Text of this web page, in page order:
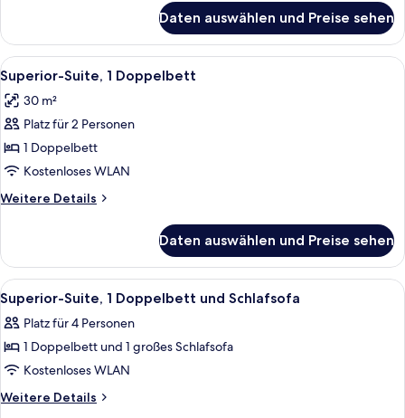
Suite,
Schlafzimmer
Daten auswählen und Preise sehen
Alle
Fotos
für
Superior-
Suite,
1
Doppelbett
anzeigen
Ein Hotelzimmer mit Bett,
6
Superior-Suite, 1 Doppelbett
30 m²
Platz für 2 Personen
1 Doppelbett
Kostenloses WLAN
Weitere Details
Weitere
Suite,
Doppelbett
Daten auswählen und Preise sehen
Alle
Fotos
für
Superior-
Suite,
1 Doppelbett
Ein Hotelzimmer mit Bett,
5
Superior-Suite, 1 Doppelbett und Schlafsofa
Platz für 4 Personen
1 Doppelbett und 1 großes Schlafsofa
Kostenloses WLAN
Weitere Details
Weitere